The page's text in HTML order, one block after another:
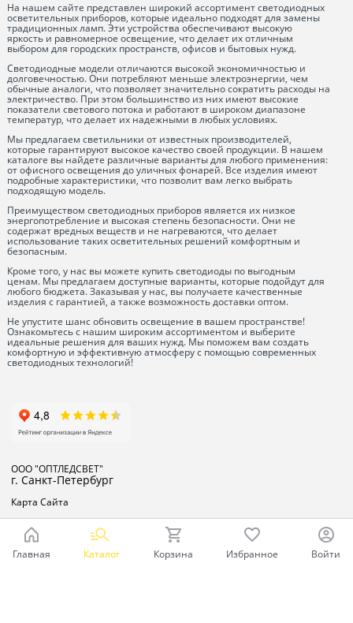
На нашем сайте представлен широкий ассортимент светодиодных
осветительных приборов, которые идеально подходят для замены
традиционных ламп. Эти устройства обеспечивают высокую
яркость и равномерное освещение, что делает их отличным
выбором для городских пространств, офисов и бытовых нужд.
Светодиодные модели отличаются высокой экономичностью и
долговечностью. Они потребляют меньше электроэнергии, чем
обычные аналоги, что позволяет значительно сократить расходы на
электричество. При этом большинство из них имеют высокие
показатели светового потока и работают в широком диапазоне
температур, что делает их надежными в любых условиях.
Мы предлагаем светильники от известных производителей,
которые гарантируют высокое качество своей продукции. В нашем
каталоге вы найдете различные варианты для любого применения:
от офисного освещения до уличных фонарей. Все изделия имеют
подробные характеристики, что позволит вам легко выбрать
подходящую модель.
Преимуществом светодиодных приборов является их низкое
энергопотребление и высокая степень безопасности. Они не
содержат вредных веществ и не нагреваются, что делает
использование таких осветительных решений комфортным и
безопасным.
Кроме того, у нас вы можете купить светодиоды по выгодным
ценам. Мы предлагаем доступные варианты, которые подойдут для
любого бюджета. Заказывая у нас, вы получаете качественные
изделия с гарантией, а также возможность доставки оптом.
Не упустите шанс обновить освещение в вашем пространстве!
Ознакомьтесь с нашим широким ассортиментом и выберите
идеальные решения для ваших нужд. Мы поможем вам создать
комфортную и эффективную атмосферу с помощью современных
светодиодных технологий!
ООО "ОПТЛЕДСВЕТ"
г. Санкт-Петербург
Карта Сайта
Главная Каталог Корзина Избранное Войти